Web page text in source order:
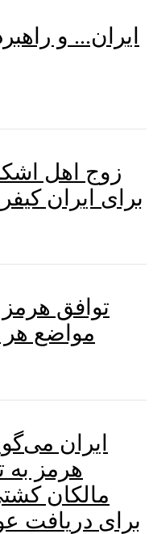
ایران... و
زوج اهل
برای ایران
توافق
مواضع
ایران
هرمز
مالکان
برای دریافت